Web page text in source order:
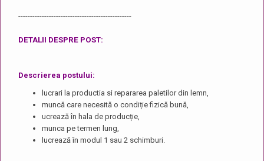
------------------------------------------------
DETALII DESPRE POST:
Descrierea postului:
lucrari la productia si repararea paletilor din lemn,
muncă care necesită o condiție fizică bună,
ucrează în hala de producție,
munca pe termen lung,
lucrează în modul 1 sau 2 schimburi.